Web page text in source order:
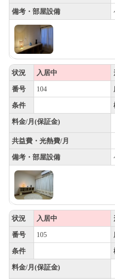
備考・部屋設備
状況 入居中
番号 104
条件
料金/月(保証金)
共益費・光熱費/月
備考・部屋設備
状況 入居中
番号 105
条件
料金/月(保証金)